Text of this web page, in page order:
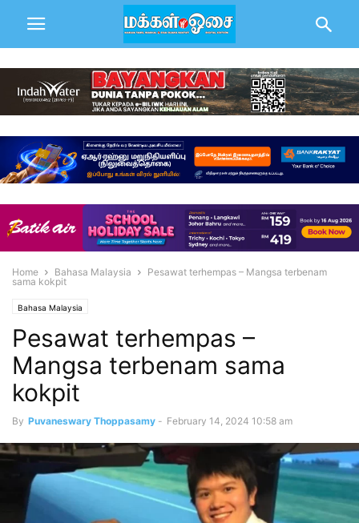
Home Bahasa Malaysia
Pesawat terhempas – Mangsa terbenam
sama kokpit
Bahasa Malaysia
Pesawat terhempas –
Mangsa terbenam sama
kokpit
By Puvaneswary Thoppasamy - February 14, 2024 10:58 am